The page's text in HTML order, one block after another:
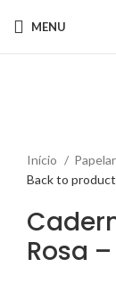
MENU
Início
Back to
Rosa